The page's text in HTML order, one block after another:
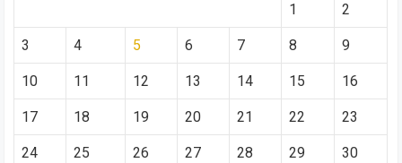
1 2
3 4 5 6 7 8 9
10 11 12 13 14 15 16
17 18 19 20 21 22 23
24 25 26 27 28 29 30